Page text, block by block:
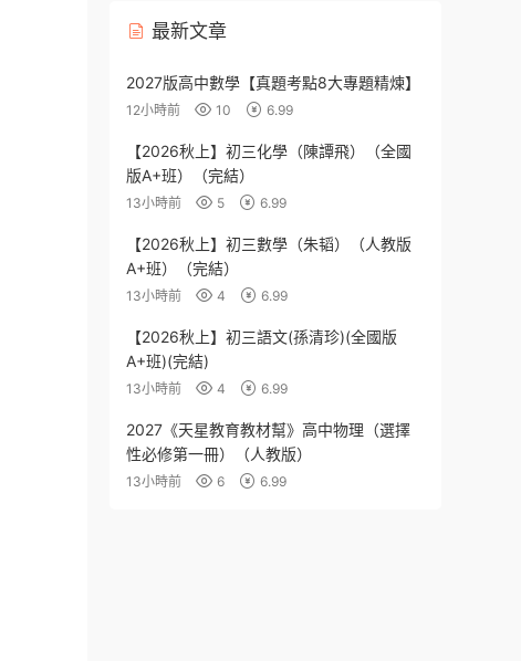
最新文章
2027版高中數學【真題考點8大專題精煉】
12小時前 10 6.99
【2026秋上】初三化學（陳譚飛）（全國
版A+班）（完結）
13小時前 5 6.99
【2026秋上】初三數學（朱韬）（人教版
A+班）（完結）
13小時前 4 6.99
【2026秋上】初三語文(孫清珍)(全國版
A+班)(完結)
13小時前 4 6.99
2027《天星教育教材幫》高中物理（選擇
性必修第一冊）（人教版）
13小時前 6 6.99